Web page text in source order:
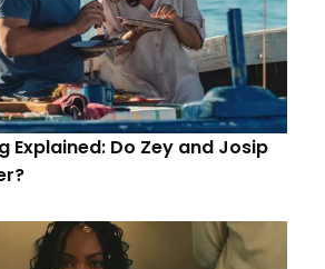
Explained: Do Zey and Josip